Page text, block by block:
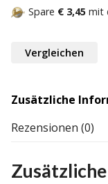
Spare € 3,45 mit
Vergleichen
Zusätzliche
Rezensionen (0)